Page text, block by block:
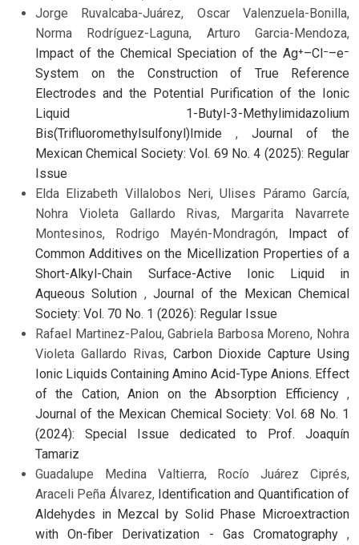
Jorge Ruvalcaba-Juárez, Oscar Valenzuela-Bonilla,
Norma Rodríguez-Laguna, Arturo Garcia-Mendoza,
Impact of the Chemical Speciation of the Ag⁺–Cl⁻–e⁻
System on the Construction of True Reference
Electrodes and the Potential Purification of the Ionic
Liquid 1-Butyl-3-Methylimidazolium
Bis(Trifluoromethylsulfonyl)Imide , Journal of the
Mexican Chemical Society: Vol. 69 No. 4 (2025): Regular
Issue
Elda Elizabeth Villalobos Neri, Ulises Páramo García,
Nohra Violeta Gallardo Rivas, Margarita Navarrete
Montesinos, Rodrigo Mayén-Mondragón, Impact of
Common Additives on the Micellization Properties of a
Short-Alkyl-Chain Surface-Active Ionic Liquid in
Aqueous Solution ,Journal of the Mexican Chemical
Society: Vol. 70 No. 1 (2026): Regular Issue
Rafael Martinez-Palou, Gabriela Barbosa Moreno, Nohra
Violeta Gallardo Rivas, Carbon Dioxide Capture Using
Ionic Liquids Containing Amino Acid-Type Anions. Effect
of the Cation, Anion on the Absorption Efficiency ,
Journal of the Mexican Chemical Society: Vol. 68 No. 1
(2024): Special Issue dedicated to Prof. Joaquín
Tamariz
Guadalupe Medina Valtierra, Rocío Juárez Ciprés,
Araceli Peña Álvarez, Identification and Quantification of
Aldehydes in Mezcal by Solid Phase Microextraction
with On-fiber Derivatization - Gas Cromatography ,